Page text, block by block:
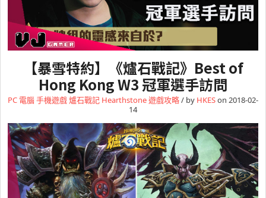
【暴雪特約】《爐石戰記》Best of
Hong Kong W3 冠軍選手訪問
PC 電腦手機遊戲爐石戰記 Hearthstone遊戲攻略/ by HKESon 2018-02-
14